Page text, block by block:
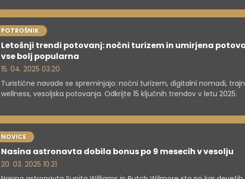
Poudarek je na ranljivosti posameznika, manipulativnih taktikah ter
finančne pismenosti in realističnih pričakovanj v nasprotju z iluzijo
bogastva.
POTROŠNIK
Letošnji trendi potovanj: nočni turizem in umirjena
vse bolj popularna
15. 04. 2025 03.20
Turistične navade se spreminjajo: nočni turizem, digitalni nomadi,
wellness, vesoljska potovanja. Odkrijte 15 ključnih trendov v letu 2025.
NOVICE
Nasina astronavta dobila bonus po 9 mesecih v vesolju
20. 03. 2025 10.21